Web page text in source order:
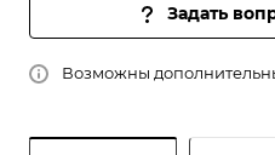
Задать
Возможны